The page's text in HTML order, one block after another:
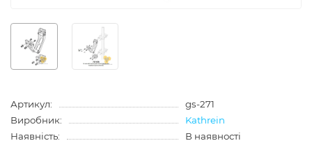
Артикул:
gs-271
Виробник:
Kathrein
Наявність:
В наявності